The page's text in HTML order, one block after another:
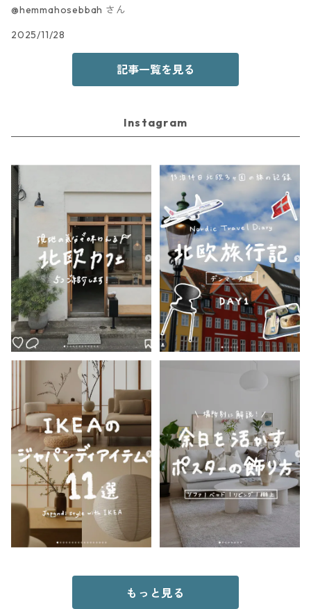
@hemmahosebbah さん
2025/11/28
記事一覧を見る
Instagram
もっと見る